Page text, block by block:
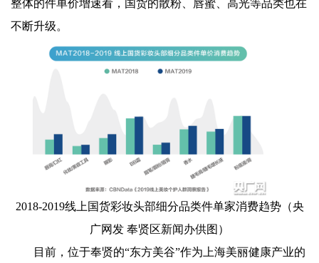
整体的件单价增速看，国货的散粉、唇蜜、高光等品类也在
不断升级。
2018-2019线上国货彩妆头部细分品类件单家消费趋势（央
广网发 奉贤区新闻办供图）
目前，位于奉贤的“东方美谷”作为上海美丽健康产业的